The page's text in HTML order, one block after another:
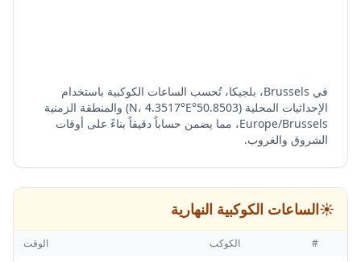
في Brussels، بلجيكا، تُحسب الساعات الكوكبية باستخدام
الإحداثيات المحلية (50.8503°N، 4.3517°E) والمنطقة الزمنية
Europe/Brussels، مما يضمن حساباً دقيقاً بناءً على أوقات
الشروق والغروب.
☀️الساعات الكوكبية النهارية
# الكوكب الوقت